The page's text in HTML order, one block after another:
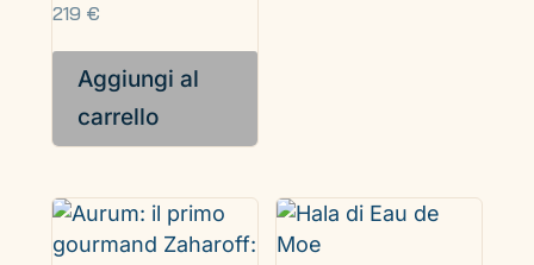
219 €
Aggiungi al
carrello